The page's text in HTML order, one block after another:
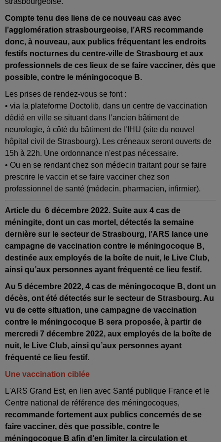
Compte tenu des liens de ce nouveau cas avec
l’agglomération strasbourgeoise, l’ARS recommande
donc, à nouveau, aux publics fréquentant les endroits
festifs nocturnes du centre-ville de Strasbourg et aux
professionnels de ces lieux de se faire vacciner, dès que
possible, contre le méningocoque B.
Les prises de rendez-vous se font :
• via la plateforme Doctolib, dans un centre de vaccination
dédié en ville se situant dans l’ancien bâtiment de
neurologie, à côté du bâtiment de l’IHU (site du nouvel
hôpital civil de Strasbourg). Les créneaux seront ouverts de
15h à 22h. Une ordonnance n'est pas nécessaire.
• Ou en se rendant chez son médecin traitant pour se faire
prescrire le vaccin et se faire vacciner chez son
professionnel de santé (médecin, pharmacien, infirmier).
Article du 6 décembre 2022. Suite aux 4 cas de
méningite, dont un cas mortel, détectés la semaine
dernière sur le secteur de Strasbourg, l’ARS lance une
campagne de vaccination contre le méningocoque B,
destinée aux employés de la boîte de nuit, le Live Club,
ainsi qu’aux personnes ayant fréquenté ce lieu festif.
Au 5 décembre 2022, 4 cas de méningocoque B, dont un
décès, ont été détectés sur le secteur de Strasbourg. Au
vu de cette situation, une campagne de vaccination
contre le méningocoque B sera proposée, à partir de
mercredi 7 décembre 2022, aux employés de la boîte de
nuit, le Live Club, ainsi qu’aux personnes ayant
fréquenté ce lieu festif.
Une vaccination ciblée
L'ARS Grand Est, en lien avec Santé publique France et le
Centre national de référence des méningocoques,
recommande fortement aux publics concernés de se
faire vacciner, dès que possible, contre le
méningocoque B afin d’en limiter la circulation et